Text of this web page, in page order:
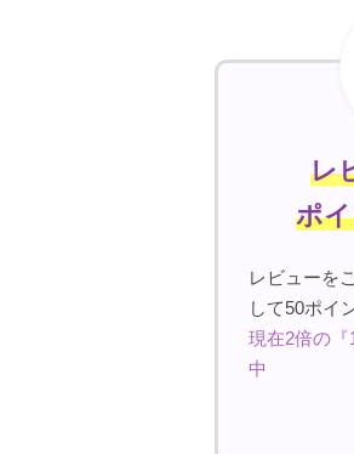
レ
ポ
レビューを
して50ポイ
現在2倍の『
中